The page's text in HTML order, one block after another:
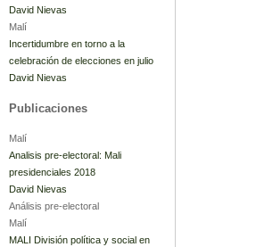
David Nievas
Malí
Incertidumbre en torno a la
celebración de elecciones en julio
David Nievas
Publicaciones
Malí
Analisis pre-electoral: Mali
presidenciales 2018
David Nievas
Análisis pre-electoral
Malí
MALI División política y social en